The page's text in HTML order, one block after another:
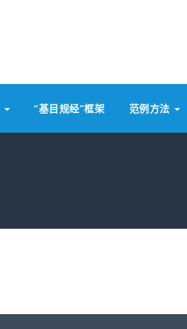
“基目规经”框架 范例方法